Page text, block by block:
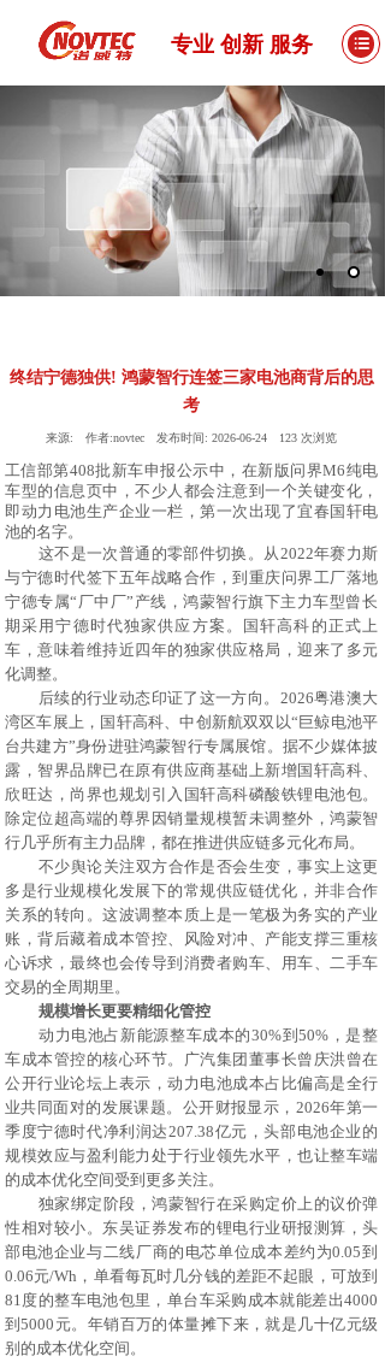
专业 创新 服务
终结宁德独供! 鸿蒙智行连签三家电池商背后的思
考
来源: 作者:novtec 发布时间: 2026-06-24 123 次浏览
工信部第408批新车申报公示中，在新版问界M6纯电
车型的信息页中，不少人都会注意到一个关键变化，
即动力电池生产企业一栏，第一次出现了宜春国轩电
池的名字。
这不是一次普通的零部件切换。从2022年赛力斯
与宁德时代签下五年战略合作，到重庆问界工厂落地
宁德专属“厂中厂”产线，鸿蒙智行旗下主力车型曾长
期采用宁德时代独家供应方案。
国轩高科 的正式上
车，意味着维持近四年的独家供应格局，迎来了多元
化调整。
后续的行业动态印证了这一方向。 2026粤港澳大
湾区车展上，国轩高科、中创新航双双以“巨鲸电池平
台共建方”身份进驻鸿蒙智行专属展馆。据不少媒体披
露，智界品牌已在原有供应商基础上新增国轩高科、
欣旺达 ，尚界也规划引入国轩高科磷酸铁锂电池包。
除定位超高端的尊界因销量规模暂未调整外，鸿蒙智
行几乎所有主力品牌，都在推进供应链多元化布局。
不少舆论关注双方合作是否会生变，事实上这更
多是行业规模化发展下的常规供应链优化，并非合作
关系的转向。这波调整本质上是一笔极为务实的产业
账，背后藏着成本管控、风险对冲、产能支撑三重核
心诉求，最终也会传导到消费者购车、用车、二手车
交易的全周期里。
规模增长更要精细化管控
动力电池占新能源整车成本的30%到50%，是整
车成本管控的核心环节。广汽集团董事长曾庆洪曾在
公开行业论坛上表示，动力电池成本占比偏高是全行
业共同面对的发展课题。公开财报显示，2026年第一
季度宁德时代净利润达207.38亿元，头部电池企业的
规模效应与盈利能力处于行业领先水平，也让整车端
的成本优化空间受到更多关注。
独家绑定阶段，鸿蒙智行在采购定价上的议价弹
性相对较小。东吴证券发布的锂电行业研报测算，头
部电池企业与二线厂商的电芯单位成本差约为0.05到
0.06元/Wh，单看每瓦时几分钱的差距不起眼，可放到
81度的整车电池包里，单台车采购成本就能差出4000
到5000元。年销百万的体量摊下来，就是几十亿元级
别的成本优化空间。